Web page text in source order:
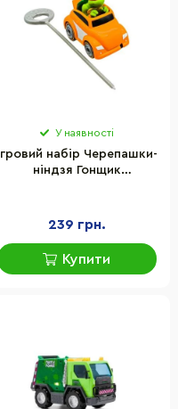
У наявності
Ігровий набір Черепашки-
ніндзя Гонщик
239 грн.
Купити